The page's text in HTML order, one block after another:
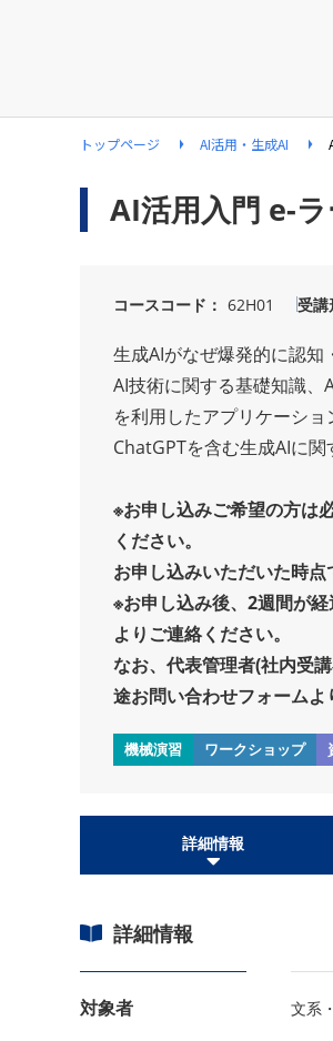
トップページ AI活用・生成AI
AI活用入門 e-
コースコード 62H01 受講
生成AIがなぜ爆発的に認知
AI技術に関する基礎知識
を利用したアプリケーショ
ChatGPTを含む生成AIに
※お申し込みご希望の方は
ください。
お申し込みいただいた時
※お申し込み後、2週間が
よりご連絡ください。
なお、代表管理者(社内受
途お問い合わせフォームよ
機械演習 ワークショップ
詳細情報
詳細情報
対象者 文系